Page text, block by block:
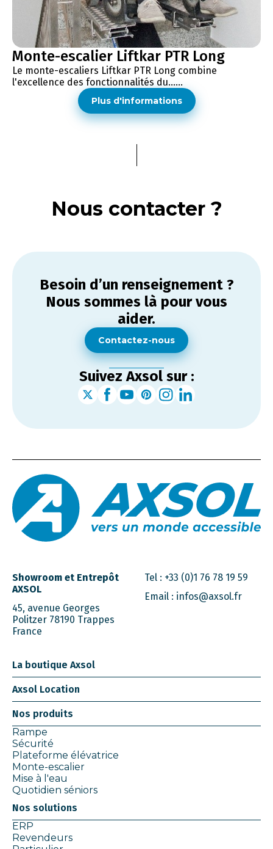
Monte-escalier Liftkar PTR Long
Le monte-escaliers Liftkar PTR Long combine
l'excellence des fonctionnalités du......
Plus d'informations
Nous contacter ?
Besoin d’un renseignement ?
Nous sommes là pour vous
aider.
Contactez-nous
Suivez Axsol sur :
Showroom et Entrepôt
AXSOL
45, avenue Georges
Politzer 78190 Trappes
France
Tel : +33 (0)1 76 78 19 59
Email : infos@axsol.fr
La boutique Axsol
Axsol Location
Nos produits
Rampe
Sécurité
Plateforme élévatrice
Monte-escalier
Mise à l'eau
Quotidien séniors
Nos solutions
ERP
Revendeurs